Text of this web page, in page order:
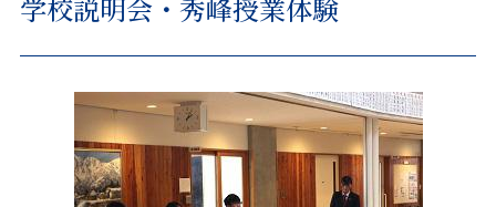
学校説明会・秀峰授業体験